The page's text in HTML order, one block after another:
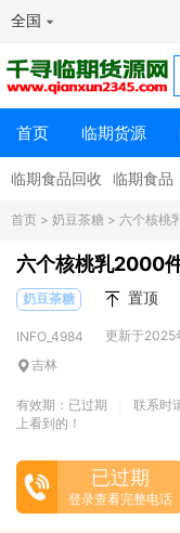
全国
首页 临期货源
临期食品回收 临期食品
首页 > 奶豆茶糖 > 六个核桃
六个核桃乳2000
奶豆茶糖 置顶
INFO_4984 更新于2025
吉林
有效期：已过期 联系时
上看到的！
已过期
登录查看完整电话